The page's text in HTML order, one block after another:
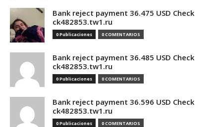
Bank reject payment 36.475 USD Check
ck482853.tw1.ru
0 Publicaciones 0 COMENTARIOS
Bank reject payment 36.485 USD Check
ck482853.tw1.ru
0 Publicaciones 0 COMENTARIOS
Bank reject payment 36.596 USD Check
ck482853.tw1.ru
0 Publicaciones 0 COMENTARIOS